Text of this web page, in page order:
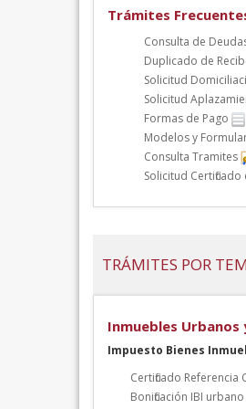
Trámites
Consulta de
Duplicado de
Solicitud
Solicitud
Formas de Pago
Modelos y
Consulta Tramites
Solicitud
TRÁMITES POR
Inmuebles Urbanos
Impuesto Bienes
Certificado Referencia
Bonificación IBI